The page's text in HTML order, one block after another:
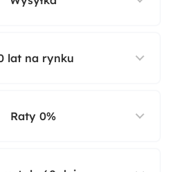
lat na rynku
Raty 0%